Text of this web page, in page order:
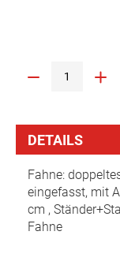
DETAILS
Fahne:
eingefasst, mit
cm ,
Fahne